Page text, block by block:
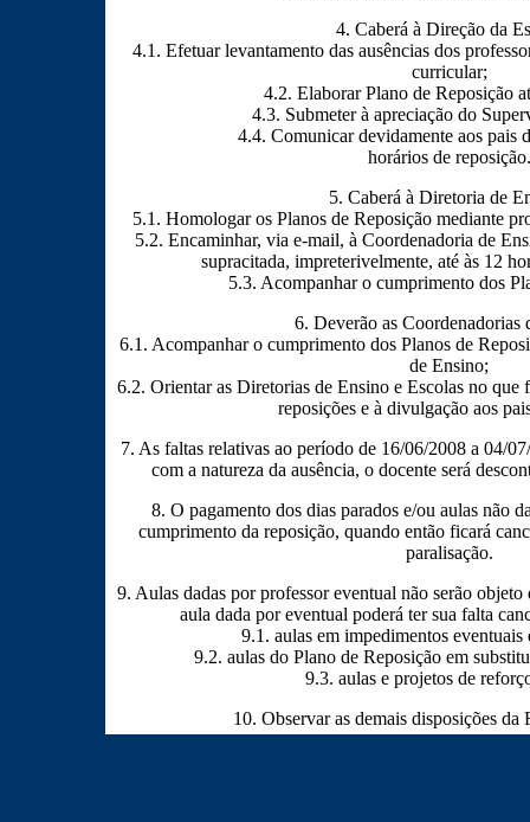
4. Caberá à Direção da
4.1. Efetuar levantamento das ausências dos
curricular;
4.2. Elaborar Plano de Reposição
4.3. Submeter à apreciação do
4.4. Comunicar devidamente aos pais
horários de reposição.
5. Caberá à Diretoria de
5.1. Homologar os Planos de Reposição mediante
5.2. Encaminhar, via e-mail, à Coordenadoria de
supracitada, impreterivelmente, até às 12
5.3. Acompanhar o cumprimento dos
6. Deverão as Coordenadorias
6.1. Acompanhar o cumprimento dos Planos de
de Ensino;
6.2. Orientar as Diretorias de Ensino e Escolas no que
reposições e à divulgação aos
7. As faltas relativas ao período de 16/06/2008 a 04/
com a natureza da ausência, o docente será
8. O pagamento dos dias parados e/ou aulas não
cumprimento da reposição, quando então ficará
paralisação.
9. Aulas dadas por professor eventual não serão
aula dada por eventual poderá ter sua falta
9.1. aulas em impedimentos eventuais
9.2. aulas do Plano de Reposição em
9.3. aulas e projetos de
10. Observar as demais disposições da